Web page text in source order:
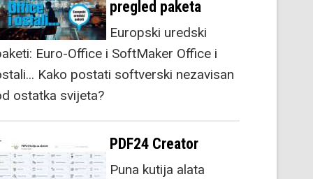
pregled paketa
Europski uredski
Euro-Office i SoftMaker Office i
Kako postati softverski nezavisan
ostatka svijeta?
PDF24 Creator
Puna kutija alata